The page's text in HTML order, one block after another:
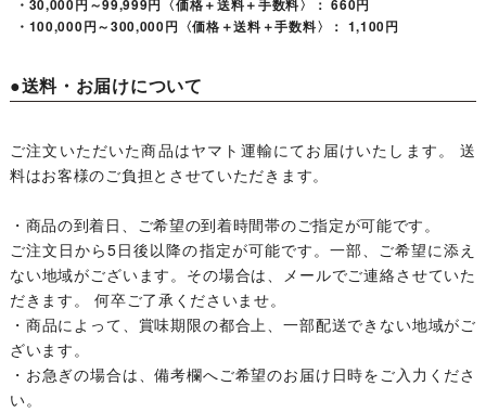
・30,000円～99,999円〈価格＋送料＋手数料〉： 660円
・100,000円～300,000円〈価格＋送料＋手数料〉： 1,100円
●送料・お届けについて
ご注文いただいた商品はヤマト運輸にてお届けいたします。 送
料はお客様のご負担とさせていただきます。
・商品の到着日、ご希望の到着時間帯のご指定が可能です。
ご注文日から5日後以降の指定が可能です。一部、ご希望に添え
ない地域がございます。その場合は、メールでご連絡させていた
だきます。 何卒ご了承くださいませ。
・商品によって、賞味期限の都合上、一部配送できない地域がご
ざいます。
・お急ぎの場合は、備考欄へご希望のお届け日時をご入力くださ
い。